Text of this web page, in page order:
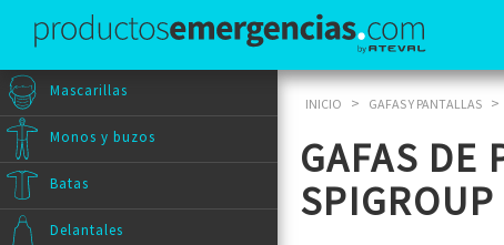
Mascarillas
Monos y buzos
Batas
Delantales
INICIO > GAFAS Y PANTALLAS >
GAFAS DE
SPIGROUP